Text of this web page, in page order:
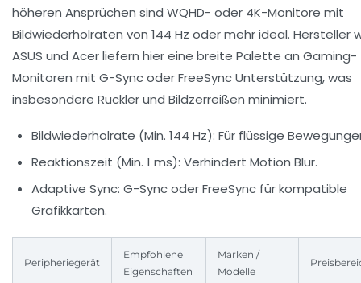
höheren Ansprüchen sind WQHD- oder 4K-Monitore mit
Bildwiederholraten von 144 Hz oder mehr ideal. Hersteller
ASUS und Acer liefern hier eine breite Palette an Gaming-
Monitoren mit G-Sync oder FreeSync Unterstützung, was
insbesondere Ruckler und Bildzerreißen minimiert.
Bildwiederholrate (Min. 144 Hz): Für flüssige
Reaktionszeit (Min. 1 ms): Verhindert Motion Blur.
Adaptive Sync: G-Sync oder FreeSync für kompatible
Grafikkarten.
Peripheriegerät
Empfohlene
Eigenschaften
Marken /
Modelle